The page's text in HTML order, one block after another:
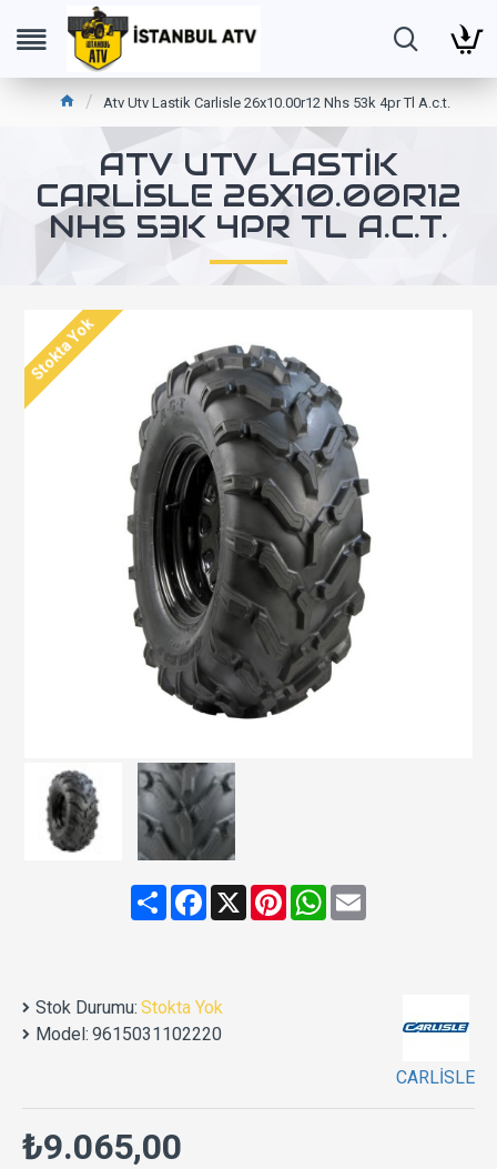
Atv Utv Lastik Carlisle 26x10.00r12 Nhs 53k 4pr Tl A.c.t.
ATV UTV LASTIK
CARLISLE 26X10.00R12
NHS 53K 4PR TL A.C.T.
Stokta Yok
ShareFacebook
X PinterestWhatsApp
Email
Stok Durumu: Stokta Yok
Model: 9615031102220
CARLİSLE
₺9.065,00